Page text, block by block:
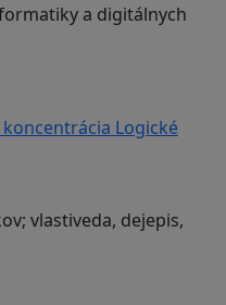
a digitálnych
Logické
vlastiveda, dejepis,